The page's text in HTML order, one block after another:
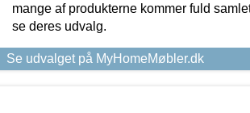
mange af produkterne kommer fuld
se deres udvalg.
Se udvalget på MyHomeMøbler.dk